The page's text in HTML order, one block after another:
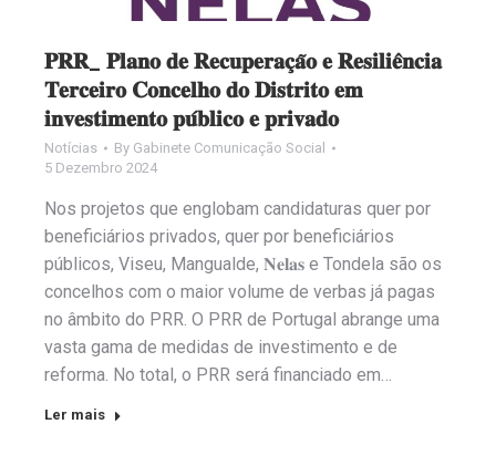
𝐏𝐑𝐑_ 𝐏𝐥𝐚𝐧𝐨 𝐝𝐞 𝐑𝐞𝐜𝐮𝐩𝐞𝐫𝐚𝐜̧𝐚̃𝐨 𝐞 𝐑𝐞𝐬𝐢𝐥𝐢𝐞̂𝐧𝐜𝐢𝐚
𝐓𝐞𝐫𝐜𝐞𝐢𝐫𝐨 𝐂𝐨𝐧𝐜𝐞𝐥𝐡𝐨 𝐝𝐨 𝐃𝐢𝐬𝐭𝐫𝐢𝐭𝐨 𝐞𝐦
𝐢𝐧𝐯𝐞𝐬𝐭𝐢𝐦𝐞𝐧𝐭𝐨 𝐩𝐮́𝐛𝐥𝐢𝐜𝐨 𝐞 𝐩𝐫𝐢𝐯𝐚𝐝𝐨
Notícias By Gabinete Comunicação Social
5 Dezembro 2024
Nos projetos que englobam candidaturas quer por
beneficiários privados, quer por beneficiários
públicos, Viseu, Mangualde, 𝐍𝐞𝐥𝐚𝐬 e Tondela são os
concelhos com o maior volume de verbas já pagas
no âmbito do PRR. O PRR de Portugal abrange uma
vasta gama de medidas de investimento e de
reforma. No total, o PRR será financiado em…
Ler mais